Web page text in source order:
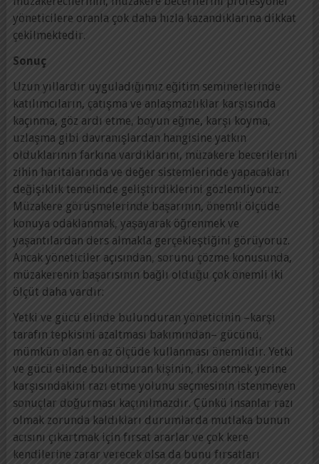
yöneticilere oranla çok daha hızla kazandıklarına dikkat
çekilmektedir.
Sonuç
Uzun yıllardır uyguladığımız eğitim seminerlerinde
katılımcıların, çatışma ve anlaşmazlıklar karşısında
kaçınma, göz ardı etme, boyun eğme, karşı koyma,
uzlaşma gibi davranışlardan hangisine yatkın
olduklarının farkına vardıklarını, müzakere becerilerini
zihin haritalarında ve değer sistemlerinde yapacakları
değişiklik temelinde geliştirdiklerini gözlemliyoruz.
Müzakere görüşmelerinde başarının, önemli ölçüde
konuya odaklanmak, yaşayarak öğrenmek ve
yaşantılardan ders almakla gerçekleştiğini görüyoruz.
Ancak yöneticiler açısından, sorunu çözme konusunda,
müzakerenin başarısının bağlı olduğu çok önemli iki
ölçüt daha vardır:
Yetki ve gücü elinde bulunduran yöneticinin –karşı
tarafın tepkisini azaltması bakımından– gücünü,
mümkün olan en az ölçüde kullanması önemlidir. Yetki
ve gücü elinde bulunduran kişinin, ikna etmek yerine
karşısındakini razı etme yolunu seçmesinin istenmeyen
sonuçlar doğurması kaçınılmazdır. Çünkü insanlar razı
olmak zorunda kaldıkları durumlarda mutlaka bunun
acısını çıkartmak için fırsat ararlar ve çok kere
kendilerine zarar verecek olsa da bunu fırsatları